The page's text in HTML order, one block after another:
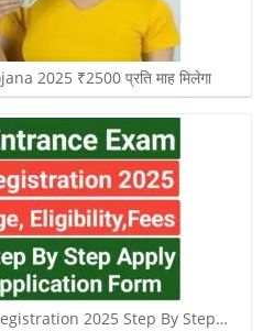
2025 ₹2500 प्रति माह मिलेगा
2025 Step By Step…